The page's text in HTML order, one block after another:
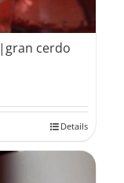
|gran cerdo
Details